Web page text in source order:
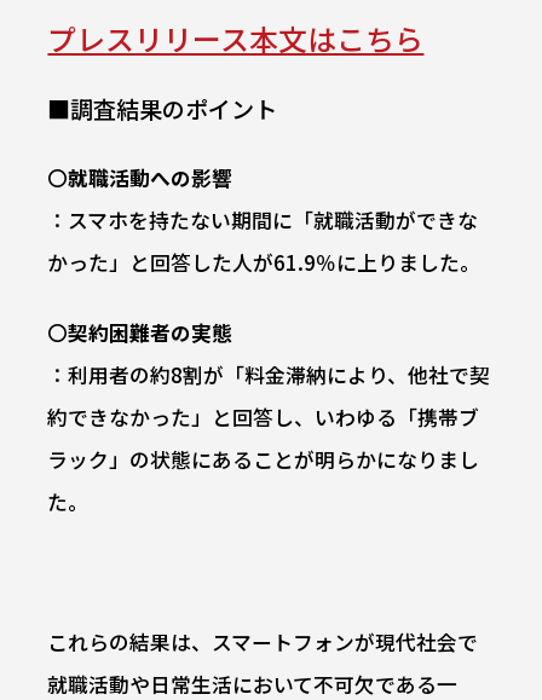
プレスリリース本文はこちら
■調査結果のポイント
〇就職活動への影響
：スマホを持たない期間に「就職活動ができな
かった」と回答した人が61.9％に上りました。
〇契約困難者の実態
：利用者の約8割が「料金滞納により、他社で契
約できなかった」と回答し、いわゆる「携帯ブ
ラック」の状態にあることが明らかになりまし
た。
これらの結果は、スマートフォンが現代社会で
就職活動や日常生活において不可欠である一